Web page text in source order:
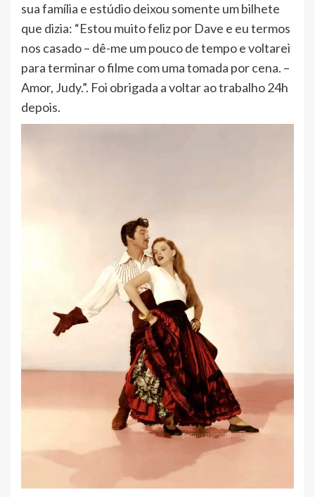
sua família e estúdio deixou somente um bilhete
que dizia: “Estou muito feliz por Dave e eu termos
nos casado – dê-me um pouco de tempo e voltarei
para terminar o filme com uma tomada por cena. –
Amor, Judy.”. Foi obrigada a voltar ao trabalho 24h
depois.